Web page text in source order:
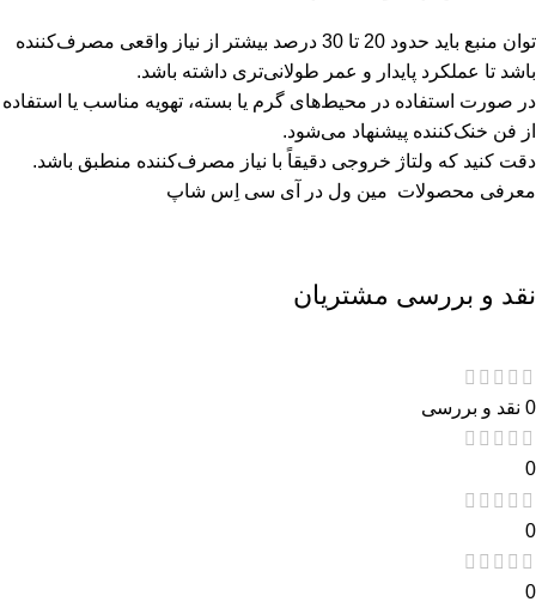
توان منبع باید حدود 20 تا 30 درصد بیشتر از نیاز واقعی مصرف‌کننده
باشد تا عملکرد پایدار و عمر طولانی‌تری داشته باشد.
در صورت استفاده در محیط‌های گرم یا بسته، تهویه مناسب یا استفاده
از فن خنک‌کننده پیشنهاد می‌شود.
دقت کنید که ولتاژ خروجی دقیقاً با نیاز مصرف‌کننده منطبق باشد.
معرفی محصولات مین ول در آی سی اِس شاپ
نقد و بررسی مشتریان
0 نقد و بررسی
0
0
0